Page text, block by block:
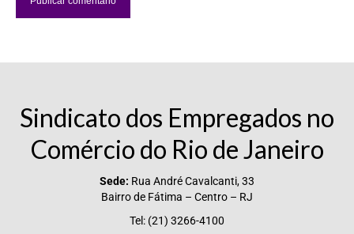
Sindicato dos Empregados no
Comércio do Rio de Janeiro
Sede: Rua André Cavalcanti, 33
Bairro de Fátima – Centro – RJ
Tel: (21) 3266-4100